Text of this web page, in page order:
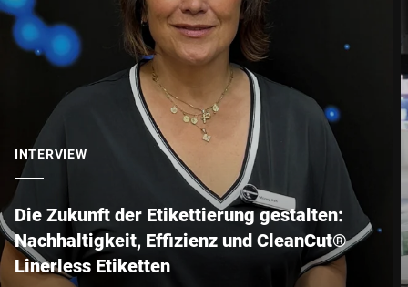
Stadt *
Land *
INTERVIEW
Die Zukunft der Etikettierung gestalten:
Nachhaltigkeit, Effizienz und CleanCut®
Linerless Etiketten